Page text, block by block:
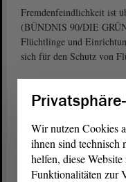
Fremdenfeindlichkeit ist
(BÜNDNIS 90/DIE
Flüchtlinge und
sich für den Schutz von
Ein deutliches Signal
wichtig, erklärte Angela
Menschen, die sich
Demokratieeinsetzen. Es
Demokratieund
Wir nutzen Cookies
ihnen sind technisch
helfen, diese
Funktionalitäten zur